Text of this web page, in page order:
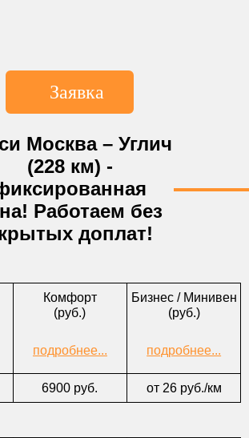
Заявка
оплаты
Москва – Углич
(228 км) -
Работаем без
доплат!
Комфорт
(руб.)
подробнее...
6900 руб.
Бизнес / Минивен
(руб.)
подробнее...
от 26 руб./км